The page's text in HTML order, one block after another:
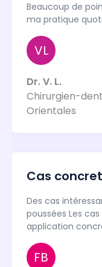
Beaucoup de
ma pratique
VL
Dr. V. L.
Chirurgien-
Orientales
Cas
Des cas
poussées Les
application
FB